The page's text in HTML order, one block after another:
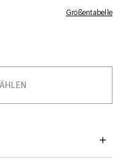
Größentabelle